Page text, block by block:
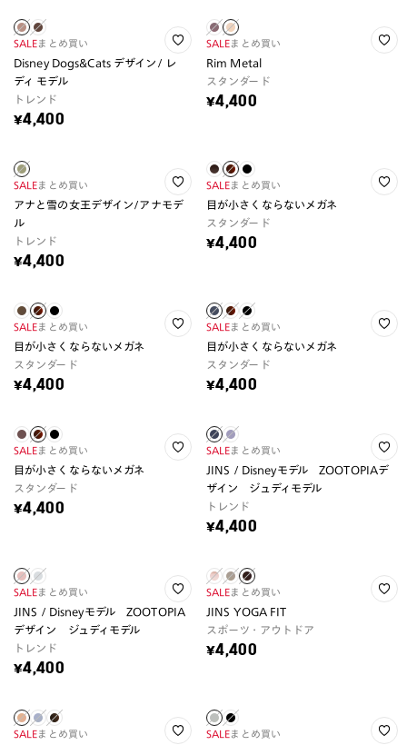
SALEまとめ買い
Disney Dogs&Cats デザイン/ レ
ディ モデル
トレンド
¥4,400
SALEまとめ買い
Rim Metal
スタンダード
¥4,400
SALEまとめ買い
アナと雪の女王デザイン/アナモデ
ル
トレンド
¥4,400
SALEまとめ買い
目が小さくならないメガネ
スタンダード
¥4,400
SALEまとめ買い
目が小さくならないメガネ
スタンダード
¥4,400
SALEまとめ買い
目が小さくならないメガネ
スタンダード
¥4,400
SALEまとめ買い
目が小さくならないメガネ
スタンダード
¥4,400
SALEまとめ買い
JINS / Disneyモデル ZOOTOPIAデ
ザイン ジュディモデル
トレンド
¥4,400
SALEまとめ買い
JINS / Disneyモデル ZOOTOPIA
デザイン ジュディモデル
トレンド
¥4,400
SALEまとめ買い
JINS YOGA FIT
スポーツ・アウトドア
¥4,400
SALEまとめ買い SALEまとめ買い